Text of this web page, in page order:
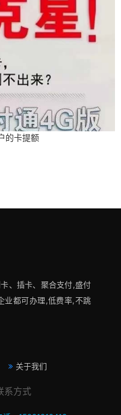
的卡提额
、插卡、聚合支付,盛付
业都可办理,低费率,不跳
关于我们
系方式